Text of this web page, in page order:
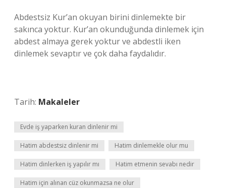
Abdestsiz Kur’an okuyan birini dinlemekte bir
sakınca yoktur. Kur’an okunduğunda dinlemek için
abdest almaya gerek yoktur ve abdestli iken
dinlemek sevaptır ve çok daha faydalıdır.
Tarih: Makaleler
Evde iş yaparken kuran dinlenir mi
Hatim abdestsiz dinlenir mi Hatim dinlemekle olur mu
Hatim dinlerken iş yapılır mı Hatim etmenin sevabı nedir
Hatim için alınan cüz okunmazsa ne olur